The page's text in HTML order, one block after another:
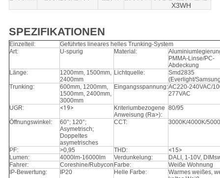
X3WH
SPEZIFIKATIONEN
Einzelteil:
Geführtes lineares helles Trunking-System
Art:
U-spurig Material:
PMMA-Linse/PC-
Abdeckung
Länge:
1200mm, 1500mm,
2400mm
Lichtquelle:
Smd2835
(Everlight/
Trunking:
600mm, 1200mm,
1500mm, 2400mm,
3000mm
Eingangsspannung:AC220-240VAC/
277VAC
UGR: <19>
Kriteriumbezogene
Anweisung (Ra>):
80/95
Öffnungswinkel:
60°; 120°;
Asymetrisch;
Doppeltes
asymetrisches
CCT: 3000K/4000K/
PF: >0,95 THD:
<15>
Lumen:
4000lm-16000lm Verdunkelung:
DALI, 1-10V,
Fahrer:
Coreshine/Rubycon Farbe:
Weiße Wohnung
IP-Bewertung:
IP20 Helle Farbe:
Warmes weißes,